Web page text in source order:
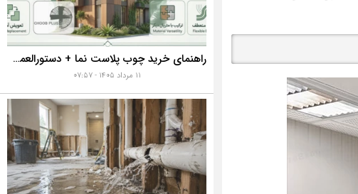
راهنمای خرید چوب پلاست نما + دستورالعمل نصب اصولی
۱۱ مرداد ۱۴۰۵ - ۰۷:۵۷